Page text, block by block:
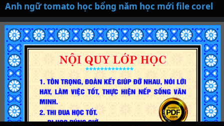
Anh ngữ tomato học bổng năm học mới file corel